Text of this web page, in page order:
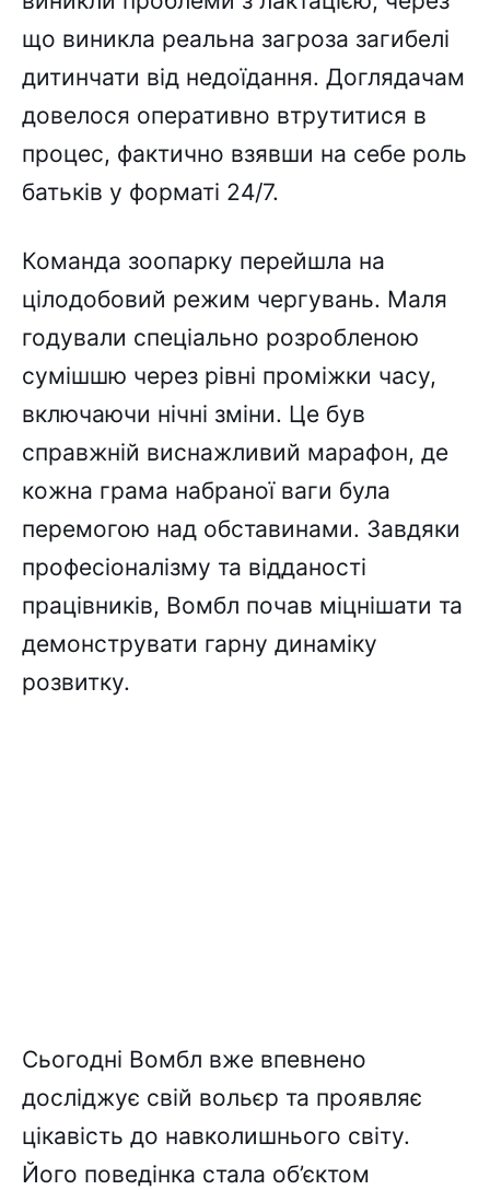
що виникла реальна загроза загибелі
дитинчати від недоїдання. Доглядачам
довелося оперативно втрутитися в
процес, фактично взявши на себе роль
батьків у форматі 24/7.
Команда зоопарку перейшла на
цілодобовий режим чергувань. Маля
годували спеціально розробленою
сумішшю через рівні проміжки часу,
включаючи нічні зміни. Це був
справжній виснажливий марафон, де
кожна грама набраної ваги була
перемогою над обставинами. Завдяки
професіоналізму та відданості
працівників, Вомбл почав міцнішати та
демонструвати гарну динаміку
розвитку.
Сьогодні Вомбл вже впевнено
досліджує свій вольєр та проявляє
цікавість до навколишнього світу.
Його поведінка стала об’єктом